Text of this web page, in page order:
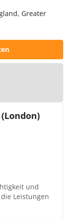
Greater
und
Leistungen